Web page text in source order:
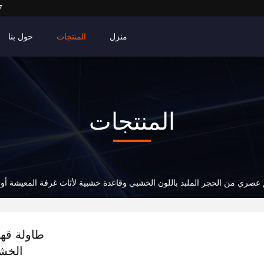
منزل المنتجات حول بنا
المنتجات
من الحجر الملبد باللون الخشبي وقاعدة خشبية لأثاث غرفة المعيشة أو
طاولة